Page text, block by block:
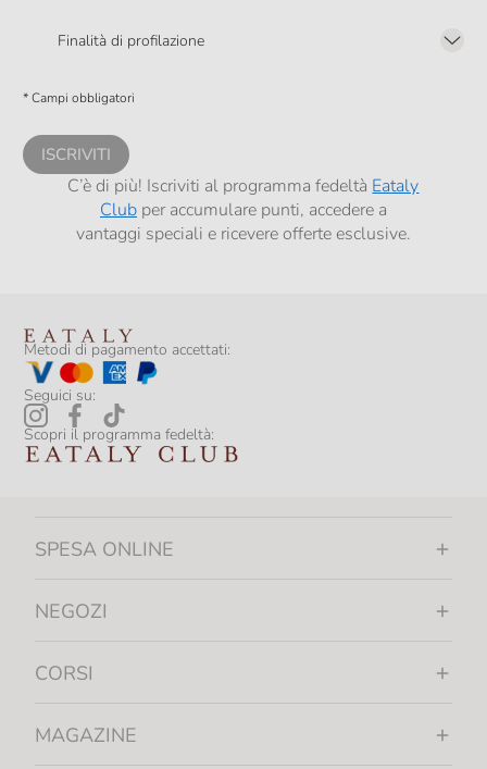
Finalità di profilazione
comunicazioni commerciali personalizzate, in caso di consenso prestato ai
* Campi obbligatori
ISCRIVITI
C’è di più! Iscriviti al programma fedeltà Eataly
Clubper accumulare punti, accedere a
vantaggi speciali e ricevere offerte esclusive.
Metodi di pagamento accettati:
Seguici su:
Scopri il programma fedeltà:
SPESA ONLINE
NEGOZI
CORSI
MAGAZINE